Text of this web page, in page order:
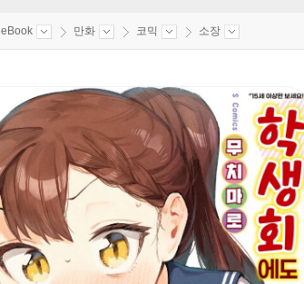
eBook 만화 코믹 소장